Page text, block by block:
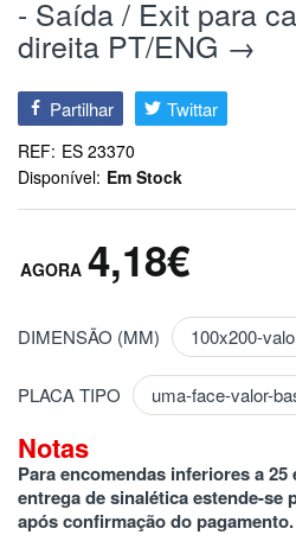
- Saída / Exit para
direita PT/ENG →
Partilhar Twittar
REF: ES 23370
Disponível: Em Stock
4,18€
DIMENSÃO (MM)
PLACA TIPO
Notas
Para encomendas inferiores a
entrega de sinalética estende-se
após confirmação do pagamento.